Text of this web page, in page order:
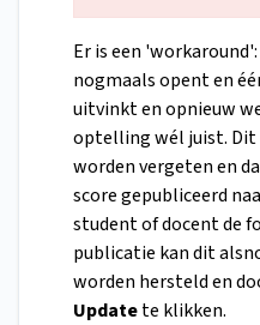
Er is een
nogmaals opent en
uitvinkt en opnieuw
optelling wél juist.
worden vergeten en
score gepubliceerd
student of docent de
publicatie kan dit
worden hersteld en
Updatete klikken.